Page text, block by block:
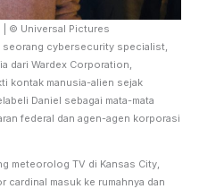
© Universal Pictures
seorang cybersecurity specialist,
dari Wardex Corporation,
kontak manusia-alien sejak
Daniel sebagai mata-mata
federal dan agen-agen korporasi
meteorolog TV di Kansas City,
cardinal masuk ke rumahnya dan